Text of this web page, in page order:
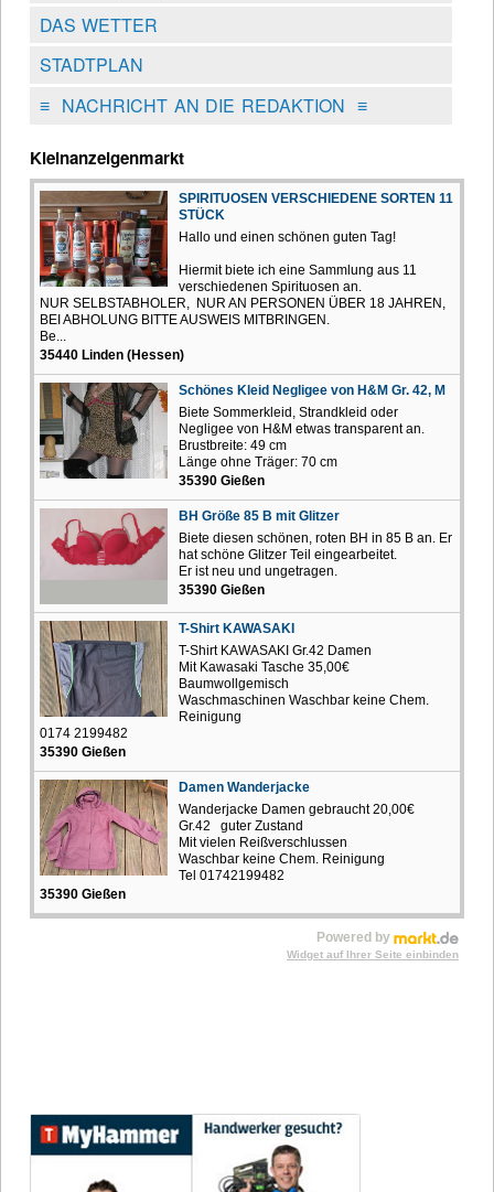
DAS WETTER
STADTPLAN
≡NACHRICHT AN DIE REDAKTION ≡
Kleinanzeigenmarkt
SPIRITUOSEN VERSCHIEDENE SORTEN 11
STÜCK
Hallo und einen schönen guten Tag!
Hiermit biete ich eine Sammlung aus 11
verschiedenen Spirituosen an.
NUR SELBSTABHOLER, NUR AN PERSONEN ÜBER 18 JAHREN,
BEI ABHOLUNG BITTE AUSWEIS MITBRINGEN.
Be...
35440 Linden (Hessen)
Schönes Kleid Negligee von H&M Gr. 42, M
Biete Sommerkleid, Strandkleid oder
Negligee von H&M etwas transparent an.
Brustbreite: 49 cm
Länge ohne Träger: 70 cm
35390 Gießen
BH Größe 85 B mit Glitzer
Biete diesen schönen, roten BH in 85 B an. Er
hat schöne Glitzer Teil eingearbeitet.
Er ist neu und ungetragen.
35390 Gießen
T-Shirt KAWASAKI
T-Shirt KAWASAKI Gr.42 Damen
Mit Kawasaki Tasche 35,00€
Baumwollgemisch
Waschmaschinen Waschbar keine Chem.
Reinigung
0174 2199482
35390 Gießen
Damen Wanderjacke
Wanderjacke Damen gebraucht 20,00€
Gr.42 guter Zustand
Mit vielen Reißverschlussen
Waschbar keine Chem. Reinigung
Tel 01742199482
35390 Gießen
Powered by
Widget auf Ihrer Seite einbinden